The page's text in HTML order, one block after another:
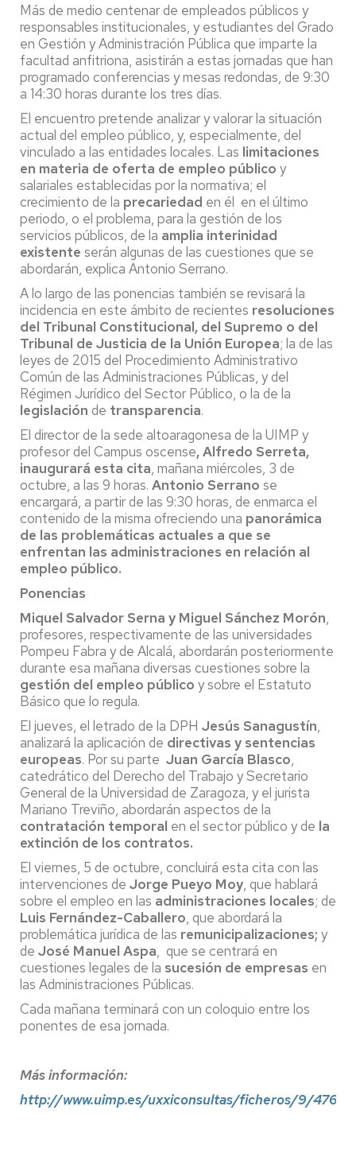
Más de medio centenar de empleados públicos y
responsables institucionales, y estudiantes del Grado
en Gestión y Administración Pública que imparte la
facultad anfitriona, asistirán a estas jornadas que han
programado conferencias y mesas redondas, de 9:30
a 14:30 horas durante los tres días.
El encuentro pretende analizar y valorar la situación
actual del empleo público, y, especialmente, del
vinculado a las entidades locales. Las limitaciones
en materia de oferta de empleo público y
salariales establecidas por la normativa; el
crecimiento de la precariedad en él en el último
periodo, o el problema, para la gestión de los
servicios públicos, de la amplia interinidad
existente serán algunas de las cuestiones que se
abordarán, explica Antonio Serrano.
A lo largo de las ponencias también se revisará la
incidencia en este ámbito de recientes resoluciones
del Tribunal Constitucional, del Supremo o del
Tribunal de Justicia de la Unión Europea; la de las
leyes de 2015 del Procedimiento Administrativo
Común de las Administraciones Públicas, y del
Régimen Jurídico del Sector Público, o la de la
legislación de transparencia.
El director de la sede altoaragonesa de la UIMP y
profesor del Campus oscense, Alfredo Serreta,
inaugurará esta cita, mañana miércoles, 3 de
octubre, a las 9 horas. Antonio Serrano se
encargará, a partir de las 9:30 horas, de enmarca el
contenido de la misma ofreciendo una panorámica
de las problemáticas actuales a que se
enfrentan las administraciones en relación al
empleo público.
Ponencias
Miquel Salvador Serna y Miguel Sánchez Morón,
profesores, respectivamente de las universidades
Pompeu Fabra y de Alcalá, abordarán posteriormente
durante esa mañana diversas cuestiones sobre la
gestión del empleo público y sobre el Estatuto
Básico que lo regula.
El jueves, el letrado de la DPH Jesús Sanagustín,
analizará la aplicación de directivas y sentencias
europeas. Por su parte Juan García Blasco,
catedrático del Derecho del Trabajo y Secretario
General de la Universidad de Zaragoza, y el jurista
Mariano Treviño, abordarán aspectos de la
contratación temporal en el sector público y de la
extinción de los contratos.
El viernes, 5 de octubre, concluirá esta cita con las
intervenciones de Jorge Pueyo Moy, que hablará
sobre el empleo en las administraciones locales; de
Luis Fernández-Caballero, que abordará la
problemática jurídica de las remunicipalizaciones; y
de José Manuel Aspa, que se centrará en
cuestiones legales de la sucesión de empresas en
las Administraciones Públicas.
Cada mañana terminará con un coloquio entre los
ponentes de esa jornada.
Más información:
http://www.uimp.es/uxxiconsultas/ficheros/9/